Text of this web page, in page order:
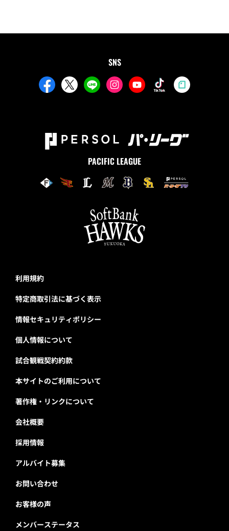
SNS
PACIFIC LEAGUE
利用規約
特定商取引法に基づく表示
情報セキュリティポリシー
個人情報について
試合観戦契約約款
本サイトのご利用について
著作権・リンクについて
会社概要
採用情報
アルバイト募集
お問い合わせ
お客様の声
メンバーステータス